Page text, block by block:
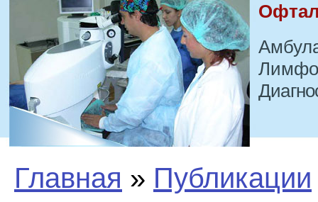
Главная » Публикации